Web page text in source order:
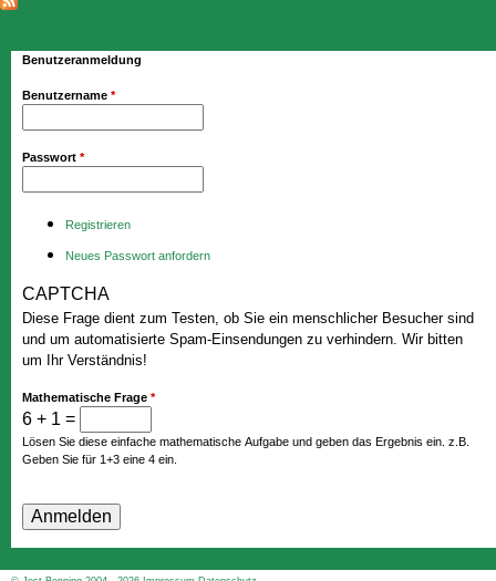
Benutzeranmeldung
Benutzername *
Passwort *
Registrieren
Neues Passwort anfordern
CAPTCHA
Diese Frage dient zum Testen, ob Sie ein menschlicher Besucher sind
und um automatisierte Spam-Einsendungen zu verhindern. Wir bitten
um Ihr Verständnis!
Mathematische Frage *
6 + 1 =
Lösen Sie diese einfache mathematische Aufgabe und geben das Ergebnis ein. z.B.
Geben Sie für 1+3 eine 4 ein.